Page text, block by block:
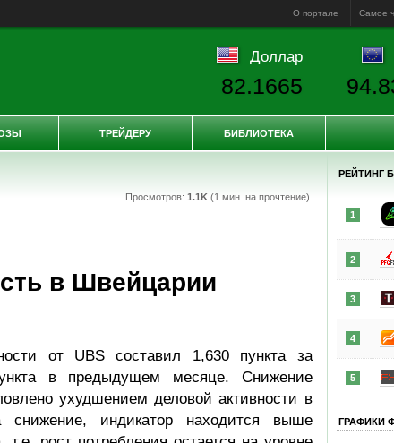
О портале Самое
Просмотров: 1.1K(1 мин. на прочтение)
в Швейцарии
от UBS составил 1,630 пункта за
в предыдущем месяце. Снижение
ухудшением деловой активности в
снижение, индикатор находится выше
РЕЙТИНГ
1
2
3
4
5
ГРАФИКИ
Доллар
82.1665
ТРЕЙДЕРУ БИБЛИОТЕКА